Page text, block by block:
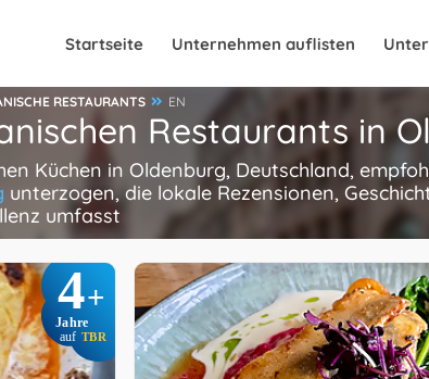
Startseite Unternehmen auflisten
RESTAURANTS EN
Restaurants in
Küchen in Oldenburg, Deutschland,
unterzogen, die lokale Rezensionen,
umfasst
4+
Jahre
auf TBR